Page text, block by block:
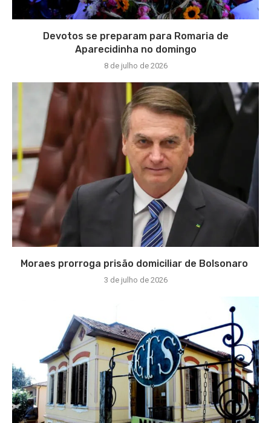
Devotos se preparam para Romaria de
Aparecidinha no domingo
8 de julho de 2026
Moraes prorroga prisão domiciliar de Bolsonaro
3 de julho de 2026